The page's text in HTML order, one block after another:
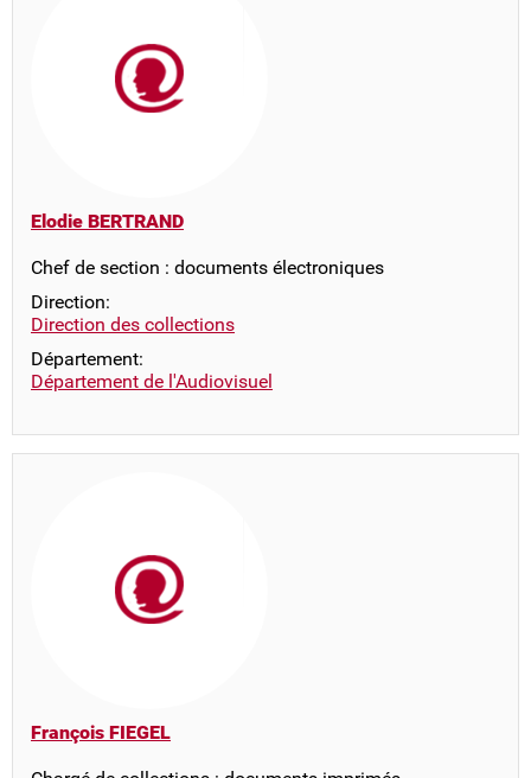
Elodie BERTRAND
Chef de section : documents électroniques
Direction:
Direction des collections
Département:
Département de l'Audiovisuel
François FIEGEL